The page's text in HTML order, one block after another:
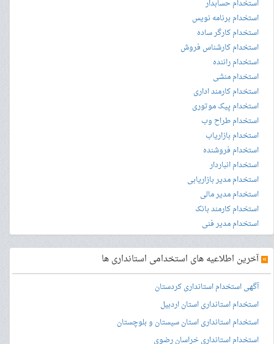
استخدام حسابدار
استخدام برنامه نویس
استخدام کارگر ساده
استخدام کارشناس فروش
استخدام راننده
استخدام منشی
استخدام کارمند اداری
استخدام پیک موتوری
استخدام طراح وب
استخدام بازاریاب
استخدام فروشنده
استخدام انباردار
استخدام مدیر بازاریابی
استخدام مدیر مالی
استخدام کارمند بانک
استخدام مدیر فنی
»آخرین اطلاعیه های استخدامی استانداری ها
آگهی استخدام استانداری کردستان
استخدام استانداری استان اردبیل
استخدام استانداری استان سیستان و بلوچستان
استخدام استانداری خراسان رضوی